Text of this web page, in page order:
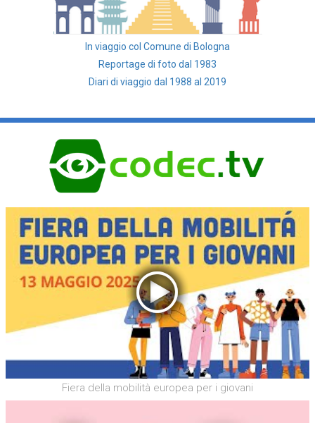
In viaggio col Comune di Bologna
Reportage di foto dal 1983
Diari di viaggio dal 1988 al 2019
Fiera della mobilità europea per i giovani